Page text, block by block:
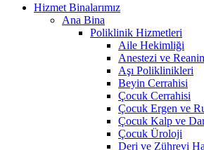
Hizmet Binalarımız
Ana Bina
Poliklinik Hizmetleri
Aile Hekimliği
Anestezi ve
Aşı Poliklinikleri
Beyin Cerrahisi
Çocuk Cerrahisi
Çocuk Ergen ve
Çocuk Kalp ve
Çocuk Üroloji
Deri ve Zührevi